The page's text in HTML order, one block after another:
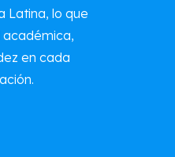
Latina, lo que
en cada